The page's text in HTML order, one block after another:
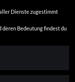
Dienste zugestimmt
Bedeutung findest du